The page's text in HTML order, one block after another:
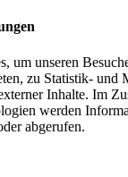
um unseren
zu Statistik- und
Inhalte. Im
werden
abgerufen.